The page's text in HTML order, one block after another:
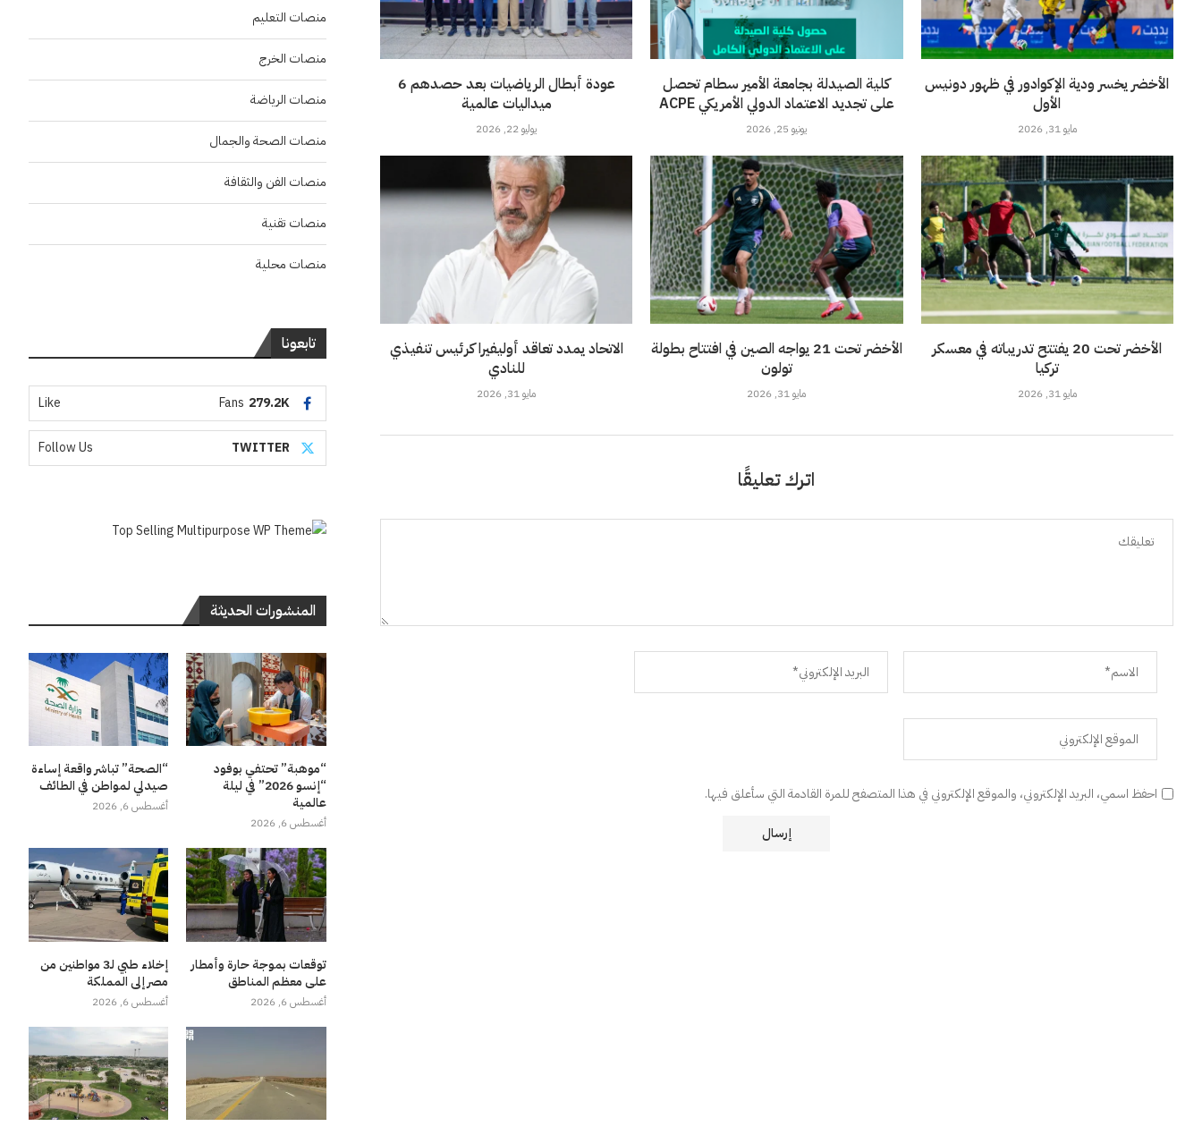
عودة أبطال الرياضيات بعد حصدهم 6
ميداليات عالمية
يوليو 22, 2026
كلية الصيدلة بجامعة الأمير سطام تحصل
على تجديد الاعتماد الدولي الأمريكي ACPE
يونيو 25, 2026
الأخضر يخسر ودية الإكوادور في ظهور دونيس
الأول
مايو 31, 2026
الاتحاد يمدد تعاقد أوليفيرا كرئيس تنفيذي
للنادي
مايو 31, 2026
الأخضر تحت 21 يواجه الصين في افتتاح بطولة
تولون
مايو 31, 2026
الأخضر تحت 20 يفتتح تدريباته في معسكر
تركيا
مايو 31, 2026
اترك تعليقًا
احفظ اسمي، البريد الإلكتروني، والموقع الإلكتروني في هذا المتصفح للمرة القادمة التي سأعلق فيها.
منصات التعليم
منصات الخرج
منصات الرياضة
منصات الصحة والجمال
منصات الفن والثقافة
منصات تقنية
منصات محلية
تابعونا
279.2K
Fans
Like
TWITTER
Follow Us
المنشورات الحديثة
“موهبة” تحتفي بوفود
“إنسو 2026” في ليلة
عالمية
أغسطس 6, 2026
“الصحة” تباشر واقعة إساءة
صيدلي لمواطن في الطائف
أغسطس 6, 2026
توقعات بموجة حارة وأمطار
على معظم المناطق
أغسطس 6, 2026
إخلاء طبي لـ3 مواطنين من
مصر إلى المملكة
أغسطس 6, 2026